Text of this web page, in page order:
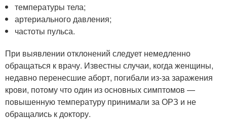
температуры тела;
артериального давления;
частоты пульса.
При выявлении отклонений следует немедленно
обращаться к врачу. Известны случаи, когда женщины,
недавно перенесшие аборт, погибали из-за заражения
крови, потому что один из основных симптомов —
повышенную температуру принимали за ОРЗ и не
обращались к доктору.